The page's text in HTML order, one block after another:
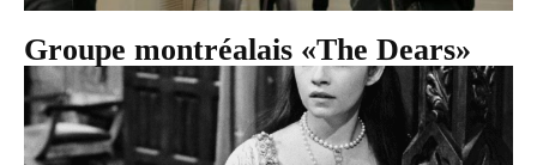
Groupe montréalais «The Dears»